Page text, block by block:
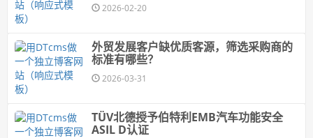
2026-02-20
外贸发展客户缺优质客源，筛选采购商的
标准有哪些？
2026-03-31
TÜV北德授予伯特利EMB汽车功能安全
ASIL D认证